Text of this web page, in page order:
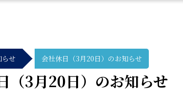
らせ 会社休日（3月20日）のお知らせ
（3月20日）のお知らせ